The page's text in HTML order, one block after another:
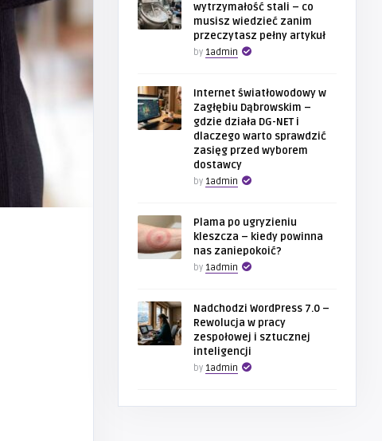
wytrzymałość stali – co
musisz wiedzieć zanim
przeczytasz pełny artykuł
by 1admin
Internet światłowodowy w
Zagłębiu Dąbrowskim –
gdzie działa DG-NET i
dlaczego warto sprawdzić
zasięg przed wyborem
dostawcy
by 1admin
Plama po ugryzieniu
kleszcza – kiedy powinna
nas zaniepokoić?
by 1admin
Nadchodzi WordPress 7.0 –
Rewolucja w pracy
zespołowej i sztucznej
inteligencji
by 1admin